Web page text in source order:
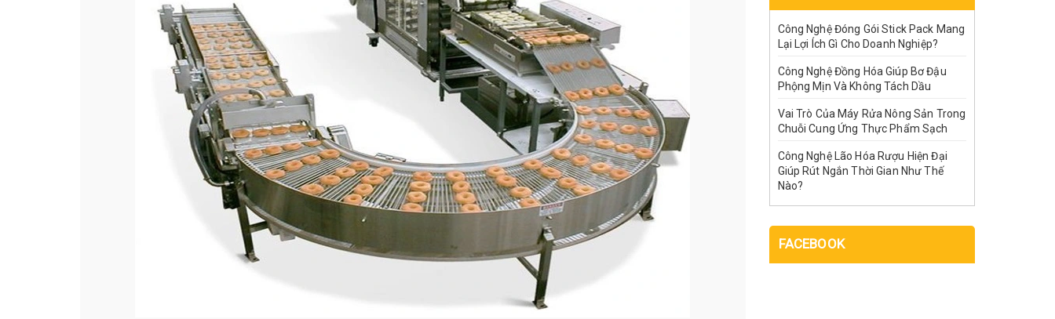
Công Nghệ Đóng Gói Stick Pack Mang
Lại Lợi Ích Gì Cho Doanh Nghiệp?
Công Nghệ Đồng Hóa Giúp Bơ Đậu
Phộng Mịn Và Không Tách Dầu
Vai Trò Của Máy Rửa Nông Sản Trong
Chuỗi Cung Ứng Thực Phẩm Sạch
Công Nghệ Lão Hóa Rượu Hiện Đại
Giúp Rút Ngắn Thời Gian Như Thế
Nào?
FACEBOOK